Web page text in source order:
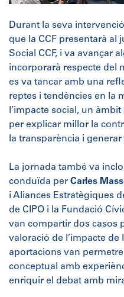
Durant la seva
que la CCF presentarà al
Social CCF, i va avançar
incorporarà respecte del
es va tancar amb una
reptes i tendències en la
l’impacte social, un
per explicar millor la
la transparència i
La jornada també va
conduïda per Carles
i Aliances Estratègiques
de CIPO i la Fundació
van compartir dos casos
valoració de l’impacte de
aportacions van
conceptual amb
enriquir el debat amb